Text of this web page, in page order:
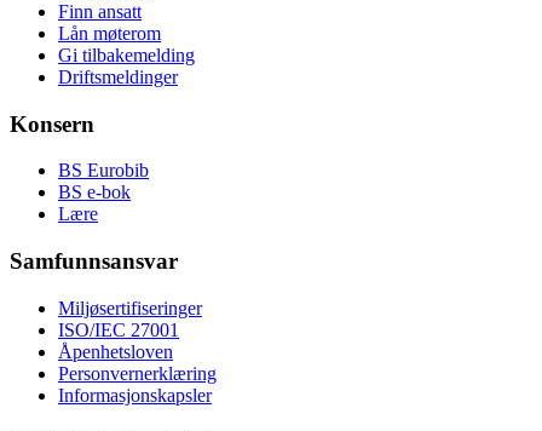
Finn ansatt
Lån møterom
Gi tilbakemelding
Driftsmeldinger
Konsern
BS Eurobib
BS e-bok
Lære
Samfunnsansvar
Miljøsertifiseringer
ISO/IEC 27001
Åpenhetsloven
Personvernerklæring
Informasjonskapsler